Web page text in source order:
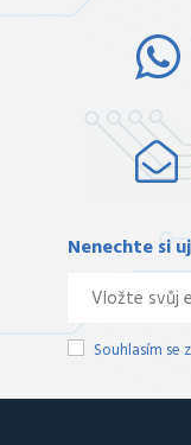
Nenechte si
Souhlasím